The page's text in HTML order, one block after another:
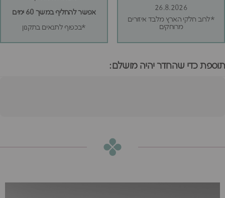
26.8.2026
*לרוב חלקי הארץ מלבד איזורים
מרוחקים
אפשר להחליף במשך 60 ימים
*בכפוף לתנאים בתקנון
תוספת כדי שהחדר יהיה מושלם:
₪2,980